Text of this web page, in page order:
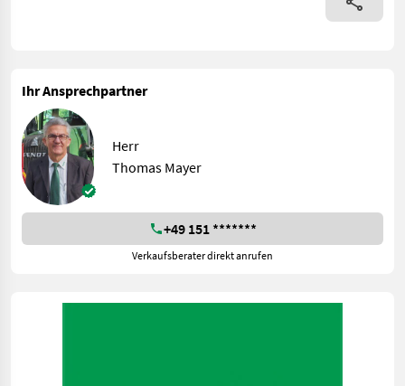
Ihr Ansprechpartner
Herr
Thomas Mayer
+49 151 *******
Verkaufsberater direkt anrufen